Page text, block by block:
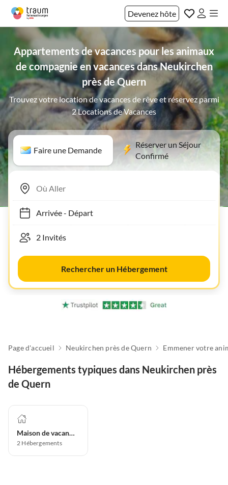
Devenez hôte
Appartements de vacances pour les animaux
de compagnie en vacances dans Neukirchen
près de Quern
Trouvez votre location de vacances de rêve et réservez parmi
2 Locations de Vacances
Faire une Demande
Réserver un Séjour
Confirmé
Arrivée- Départ
Rechercher un Hébergement
Page d'accueil Neukirchen près de Quern
Hébergements typiques dans Neukirchen près
de Quern
Maison de vacances
2 Hébergements